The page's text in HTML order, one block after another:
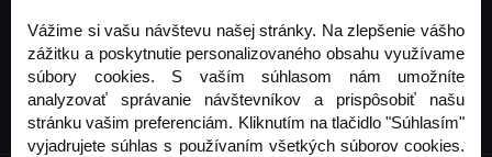
Vážime si vašu návštevu našej stránky. Na zlepšenie vášho
zážitku a poskytnutie personalizovaného obsahu využívame
súbory cookies. S vaším súhlasom nám umožníte
analyzovať správanie návštevníkov a prispôsobiť našu
stránku vašim preferenciám. Kliknutím na tlačidlo "Súhlasím"
vyjadrujete súhlas s používaním všetkých súborov cookies.